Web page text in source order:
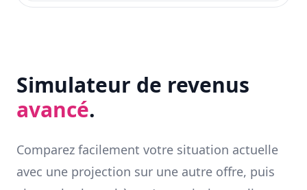
Simulateur de revenus
avancé.
Comparez facilement votre situation actuelle
avec une projection sur une autre offre, puis